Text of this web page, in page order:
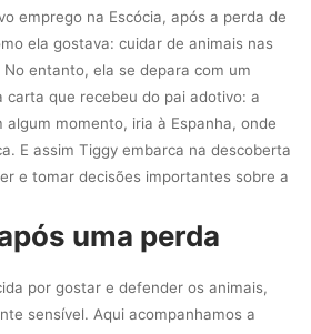
emprego na Escócia, após a perda de
ela gostava: cuidar de animais nas
entanto, ela se depara com um
carta que recebeu do pai adotivo: a
momento, iria à Espanha, onde
E assim Tiggy embarca na descoberta
e tomar decisões importantes sobre a
uma perda
por gostar e defender os animais,
sensível. Aqui acompanhamos a